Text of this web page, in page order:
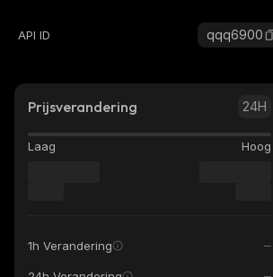
API ID qqq6900
Prijsverandering 24H
Laag Hoog
1h Verandering